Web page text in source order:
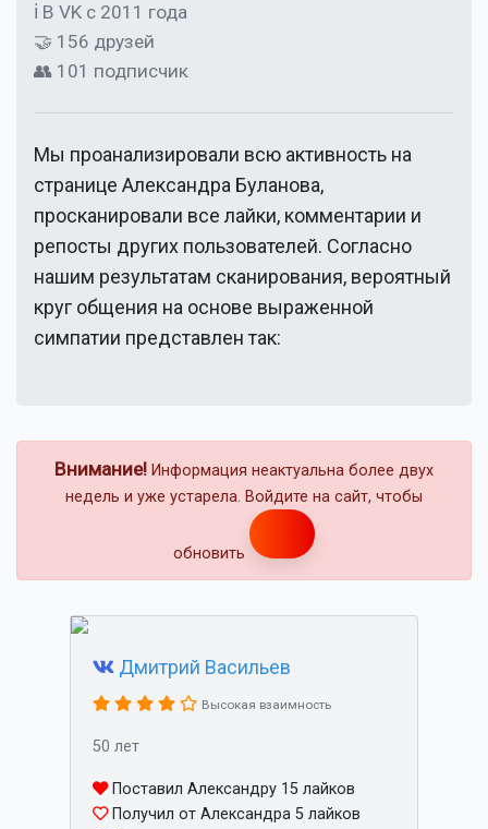
ℹ В VK с 2011 года
🤝 156 друзей
👥 101 подписчик
Мы проанализировали всю активность на
странице Александра Буланова,
просканировали все лайки, комментарии и
репосты других пользователей. Согласно
нашим результатам сканирования, вероятный
круг общения на основе выраженной
симпатии представлен так:
Внимание! Информация неактуальна более двух
недель и уже устарела. Войдите на сайт, чтобы
обновить
Дмитрий Васильев
Высокая взаимность
50 лет
Поставил Александру 15 лайков
Получил от Александра 5 лайков